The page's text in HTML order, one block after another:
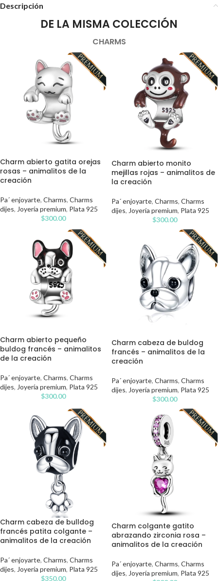
Descripción
DE LA MISMA COLECCIÓN
CHARMS
Charm abierto gatita orejas
rosas – animalitos de la
creación
Pa´ enjoyarte, Charms, Charms
dijes, Joyería premium, Plata 925
$300.00
Charm abierto monito
mejillas rojas – animalitos de
la creación
Pa´ enjoyarte, Charms, Charms
dijes, Joyería premium, Plata 925
$300.00
Charm abierto pequeño
buldog francés – animalitos
de la creación
Pa´ enjoyarte, Charms, Charms
dijes, Joyería premium, Plata 925
$300.00
Charm cabeza de buldog
francés – animalitos de la
creación
Pa´ enjoyarte, Charms, Charms
dijes, Joyería premium, Plata 925
$300.00
Charm cabeza de bulldog
francés patita colgante –
animalitos de la creación
Pa´ enjoyarte, Charms, Charms
dijes, Joyería premium, Plata 925
$350.00
Charm colgante gatito
abrazando zirconia rosa –
animalitos de la creación
Pa´ enjoyarte, Charms, Charms
dijes, Joyería premium, Plata 925